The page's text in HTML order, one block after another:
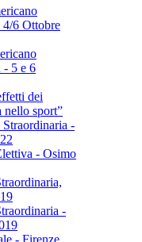
6 Ottobre
- 5 e 6
dei
sport”
Straordinaria -
- Osimo
-
- Firenze